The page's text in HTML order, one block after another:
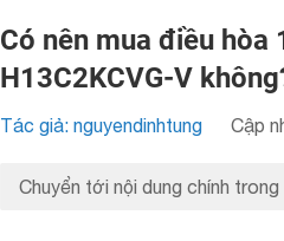
Có nên mua điều hòa
H13C2KCVG-V
Tác giả: nguyendinhtung Cập
Chuyển tới nội dung chính trong